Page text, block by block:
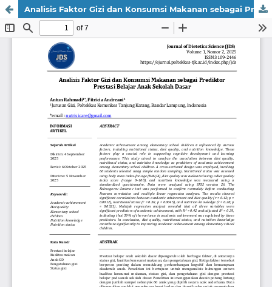
Analisis Faktor Gizi dan Konsumsi Makanan sebagai Prediktor Prestasi Belajar Anak Sekolah Dasar